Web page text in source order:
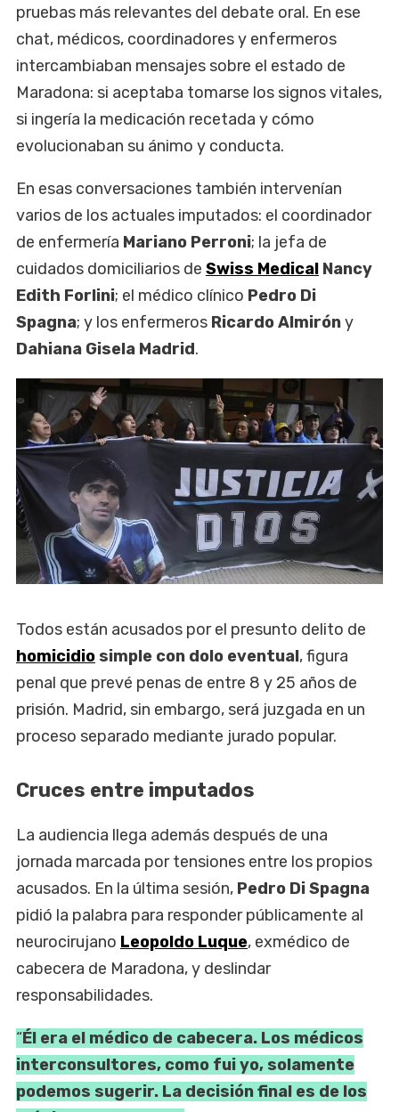
pruebas más relevantes del debate oral. En ese
chat, médicos, coordinadores y enfermeros
intercambiaban mensajes sobre el estado de
Maradona: si aceptaba tomarse los signos vitales,
si ingería la medicación recetada y cómo
evolucionaban su ánimo y conducta.
En esas conversaciones también intervenían
varios de los actuales imputados: el coordinador
de enfermería Mariano Perroni; la jefa de
cuidados domiciliarios de Swiss Medical Nancy
Edith Forlini; el médico clínico Pedro Di
Spagna; y los enfermeros Ricardo Almiróny
Dahiana Gisela Madrid.
Todos están acusados por el presunto delito de
homicidio simple con dolo eventual, figura
penal que prevé penas de entre 8 y 25 años de
prisión. Madrid, sin embargo, será juzgada en un
proceso separado mediante jurado popular.
Cruces entre imputados
La audiencia llega además después de una
jornada marcada por tensiones entre los propios
acusados. En la última sesión, Pedro Di Spagna
pidió la palabra para responder públicamente al
neurocirujano Leopoldo Luque, exmédico de
cabecera de Maradona, y deslindar
responsabilidades.
“Él era el médico de cabecera. Los médicos
interconsultores, como fui yo, solamente
podemos sugerir. La decisión final es de los